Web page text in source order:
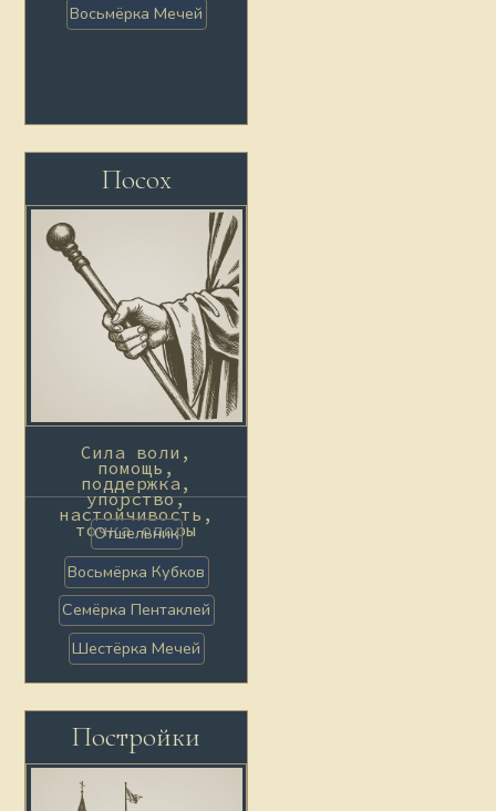
Восьмёрка Мечей
Посох
Сила воли,
помощь,
поддержка,
упорство,
настойчивость,
точка опоры
Отшельник
Восьмёрка Кубков
Семёрка Пентаклей
Шестёрка Мечей
Постройки